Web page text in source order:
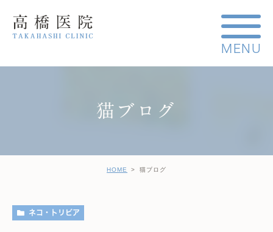
猫ブログ
HOME 猫ブログ
ネコ・トリビア